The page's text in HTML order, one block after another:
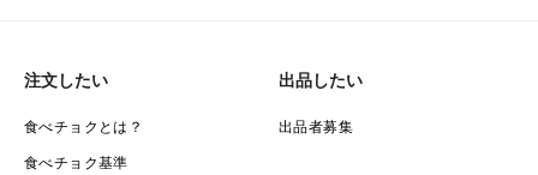
注文したい
食べチョクとは？
食べチョク基準
出品したい
出品者募集